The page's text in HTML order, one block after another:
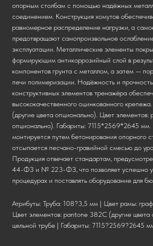
опорным столбам с помощью надёжных
соединением. Конструкция хомутов
равномерное распределение нагрузки, а
предотвращают самопроизвольное
эксплуатации. Металлические элементы
формирующим антикоррозийный слой в
компонентов грунта с металлом, а затем —
печи полимеризации. Надёжность и
конструктивных элементов тренажёра
высококачественного оцинкованного
(другие цвета опционально). Цвет
опционально). Габариты: 7115*2569*2645
монтируется путем бетонирования опорного
отсыпается песчано-гравийной смесью до
Продукция отвечает стандартам,
44-ФЗ и № 223-ФЗ, что позволяет успешно
процедурах и поставлять оборудование для
Атрибуты: Труба: 108?3,5 мм | Цвет рамы:
Цвет элементов: pantone 382C (другие
цельной трубе | Габариты: 7115?2569?2645